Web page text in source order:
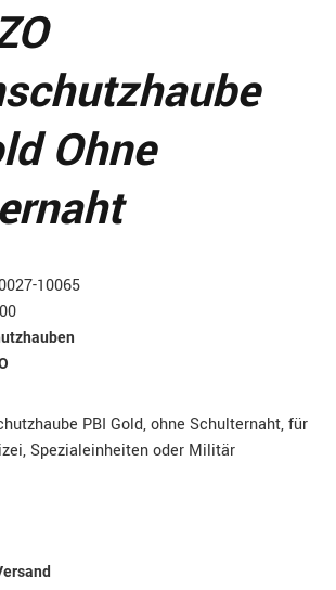
Ohne
10065
PBI Gold, ohne Schulternaht, für
Spezialeinheiten oder Militär